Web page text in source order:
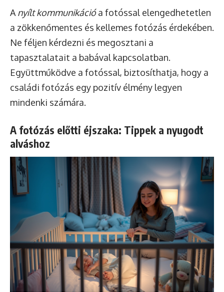
A nyílt kommunikációa fotóssal elengedhetetlen
a zökkenőmentes és kellemes fotózás érdekében.
Ne féljen kérdezni és megosztani a
tapasztalatait a babával kapcsolatban.
Együttműködve a fotóssal, biztosíthatja, hogy a
családi fotózás egy pozitív élmény legyen
mindenki számára.
A fotózás előtti éjszaka: Tippek a nyugodt
alváshoz